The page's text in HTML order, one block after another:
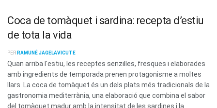
Coca de tomàquet i sardina: recepta d’estiu
de tota la vida
PER RAMUNÉ JAGELAVICUTE
Quan arriba l'estiu, les receptes senzilles, fresques i elaborades
amb ingredients de temporada prenen protagonisme a moltes
llars. La coca de tomàquet és un dels plats més tradicionals de la
gastronomia mediterrània, una elaboració que combina el sabor
del tomàquet madur amb la intensitat de les sardines i la